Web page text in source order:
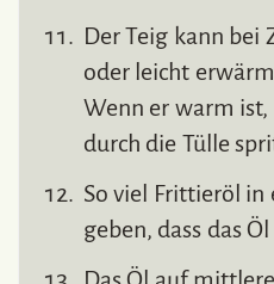
Der Teig kann
oder leicht
Wenn er warm ist,
durch die Tülle
So viel Frittieröl
geben, dass das